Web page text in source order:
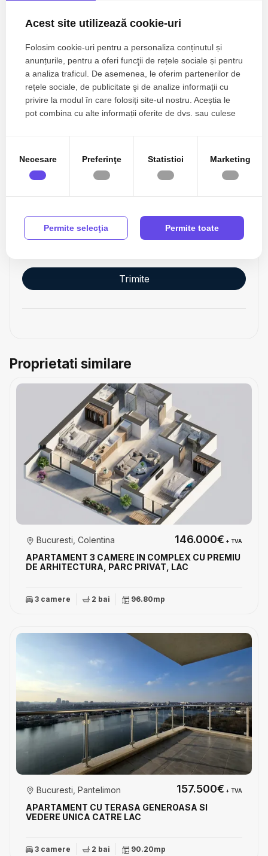
0733 619 385
Esti interesat de aceasta proprietate ?
Sunt de acord cu prelucrarea datelor conform
Proprietati similare
APARTAMENT 3 CAMERE IN COMPLEX CU PREMIU
DE ARHITECTURA, PARC PRIVAT, LAC
Bucuresti, Colentina 146.000€ + TVA
3 camere 2 bai 96.80mp
APARTAMENT CU TERASA GENEROASA SI
VEDERE UNICA CATRE LAC
Bucuresti, Pantelimon 157.500€ + TVA
3 camere 2 bai 90.20mp
Acest site utilizează cookie-uri
Folosim cookie-uri pentru a personaliza conținutul și
anunțurile, pentru a oferi funcţii de rețele sociale și pentru
a analiza traficul. De asemenea, le oferim partenerilor de
rețele sociale, de publicitate şi de analize informații cu
privire la modul în care folosiți site-ul nostru. Aceștia le
pot combina cu alte informații oferite de dvs. sau culese
Necesare Preferinţe Statistici Marketing
Permite selecţia Permite toate